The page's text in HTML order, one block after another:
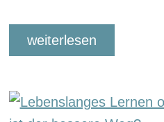
weiterlesen